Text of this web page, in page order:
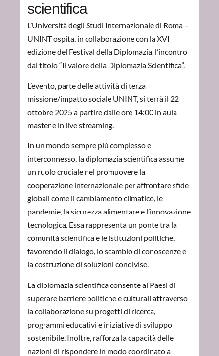
scientifica
L’Università degli Studi Internazionale di Roma –
UNINT ospita, in collaborazione con la XVI
edizione del Festival della Diplomazia, l’incontro
dal titolo “Il valore della Diplomazia Scientifica”.
L’evento, parte delle attività di terza
missione/impatto sociale UNINT, si terrà il 22
ottobre 2025 a partire dalle ore 14:00 in aula
master e in live streaming.
In un mondo sempre più complesso e
interconnesso, la diplomazia scientifica assume
un ruolo cruciale nel promuovere la
cooperazione internazionale per affrontare sfide
globali come il cambiamento climatico, le
pandemie, la sicurezza alimentare e l’innovazione
tecnologica. Essa rappresenta un ponte tra la
comunità scientifica e le istituzioni politiche,
favorendo il dialogo, lo scambio di conoscenze e
la costruzione di soluzioni condivise.
La diplomazia scientifica consente ai Paesi di
superare barriere politiche e culturali attraverso
la collaborazione su progetti di ricerca,
programmi educativi e iniziative di sviluppo
sostenibile. Inoltre, rafforza la capacità delle
nazioni di rispondere in modo coordinato a